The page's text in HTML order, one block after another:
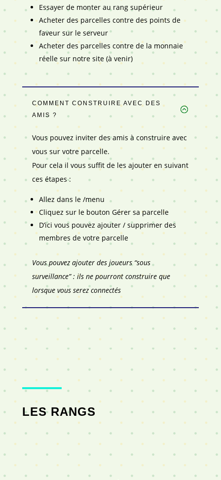
Essayer de monter au rang supérieur
Acheter des parcelles contre des points de
faveur sur le serveur
Acheter des parcelles contre de la monnaie
réelle sur notre site (à venir)
COMMENT CONSTRUIRE AVEC DES
AMIS ?
Vous pouvez inviter des amis à construire avec
vous sur votre parcelle.
Pour cela il vous suffit de les ajouter en suivant
ces étapes :
Allez dans le /menu
Cliquez sur le bouton Gérer sa parcelle
D’ici vous pouvez ajouter / supprimer des
membres de votre parcelle
Vous pouvez ajouter des joueurs “sous
surveillance” : ils ne pourront construire que
lorsque vous serez connectés
LES RANGS